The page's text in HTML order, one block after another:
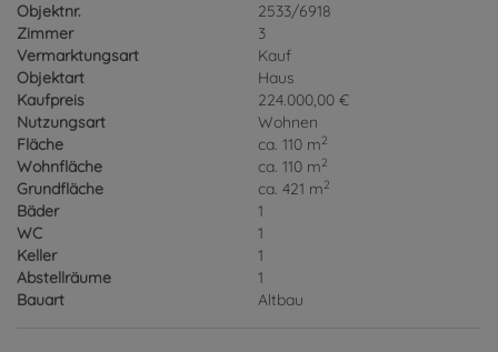
Objektnr.
2533/6918
Zimmer
3
Vermarktungsart
Kauf
Objektart
Haus
Kaufpreis
224.000,00 €
Nutzungsart
Wohnen
Fläche
ca. 110 m2
Wohnfläche ca. 110 m2
Grundfläche ca. 421 m2
Bäder
1
WC
1
Keller
1
Abstellräume
1
Bauart
Altbau